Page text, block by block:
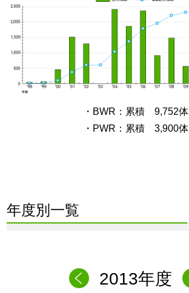
・BWR：累積 9,752体
・PWR：累積 3,900体
年度別一覧
2013年度